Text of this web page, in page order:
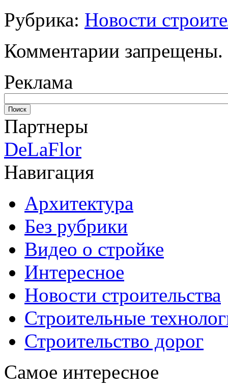
Рубрика: Новости
Комментарии запрещены.
Реклама
Партнеры
DeLaFlor
Навигация
Архитектура
Без рубрики
Видео о стройке
Интересное
Новости строительства
Строительные
Строительство дорог
Самое интересное